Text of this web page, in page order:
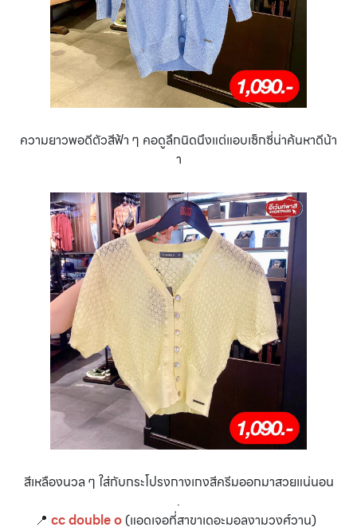
ความยาวพอดีตัวสีฟ้า ๆ คอดูลึกนิดนึงแต่แอบเซ็กซี่น่าค้นหาดีน้า
า
สีเหลืองนวล ๆ ใส่กับกระโปรงกางเกงสีครีมออกมาสวยแน่นอน
.
📍 cc double o(แอดเจอที่สาขาเดอะมอลงามวงศ์วาน)